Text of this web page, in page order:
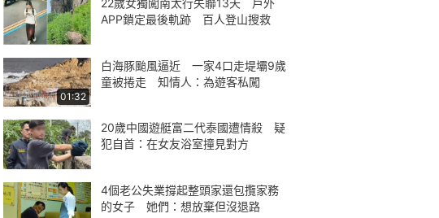
APP鎖定最後軌跡 百人登山搜救
01:32
白海豚颱風逼近 一家4口走堤壩9歲
童被捲走 知情人：為遊客私闖
20歲中國遊艇富二代泰國遭情殺 疑
犯自首：在女友浴室撞見對方
4個老公失業撐起整頭家還包攬家務
的女子 她們：想放棄但沒退路